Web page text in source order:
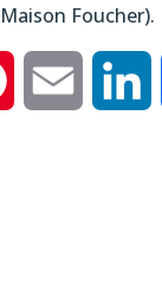
Foucher).
Pinterest Email